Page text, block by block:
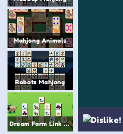
Mahjong Animals
Robots Mahjong
Dream Farm Link Mahjong